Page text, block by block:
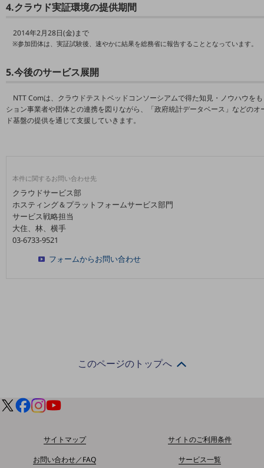
遠隔監視
顧客体験（CX）改善
人材不足解消
業種・業態で探すTOP
自治体
観光
教育
モビリティ
製造・建設業
タフネススマートフォン
ドコモケータイ
4.クラウド実証環境の提供期間
2014年2月28日(金)まで
※参加団体は、実証試験後、速やかに結果を総務省に報告することとなっています。
5.今後のサービス展開
NTT Comは、クラウドテストベッドコンソーシアムで得た知見・ノウハウを
ション事業者や団体との連携を図りながら、「政府統計データベース」などの
ド基盤の提供を通じて支援していきます。
本件に関するお問い合わせ先
クラウドサービス部
ホスティング＆プラットフォームサービス部門
サービス戦略担当
大住、林、横手
03-6733-9521
フォームからお問い合わせ
このページのトップへ
サイトマップ
サイトのご利用条件
お問い合わせ／FAQ
サービス一覧